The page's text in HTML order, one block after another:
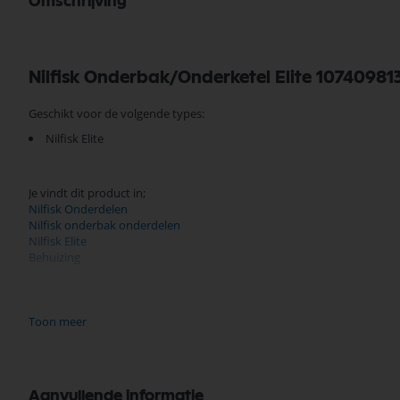
Nilfisk Onderbak/Onderketel Elite
Geschikt voor de volgende types:
Nilfisk Elite
Je vindt dit product in;
Nilfisk Onderdelen
Nilfisk onderbak onderdelen
Nilfisk Elite
Behuizing
prijzen, en snelle levering. Ontdek de kwaliteit en betrouwbaarheid
Toon meer
Aanvullende informatie